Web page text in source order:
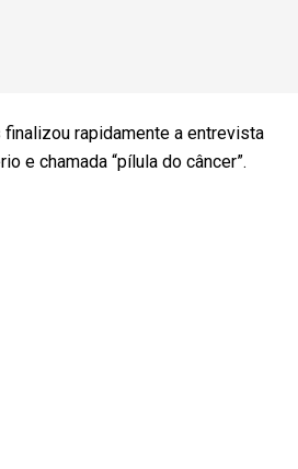
rapidamente a entrevista
e chamada “pílula do câncer”.